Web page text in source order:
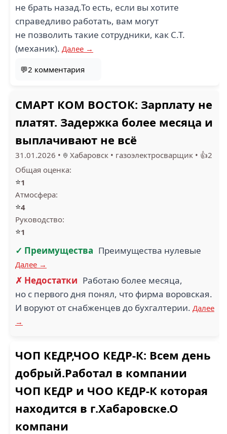
не брать назад.То есть, если вы хотите
справедливо работать, вам могут
не позволить такие сотрудники, как С.Т.
(механик). Далее →
💬2 комментария
СМАРТ КОМ ВОСТОК: Зарплату не
платят. Задержка более месяца и
выплачивают не всё
31.01.2026 • Хабаровск • газоэлектросварщик • 👍2
Общая оценка:
⭐1
Атмосфера:
⭐4
Руководство:
⭐1
✓ Преимущества Преимущества нулевые
Далее →
✗ Недостатки Работаю более месяца,
но с первого дня понял, что фирма воровская.
И воруют от снабженцев до бухгалтерии. Далее
→
ЧОП КЕДР,ЧОО КЕДР-К: Всем день
добрый.Работал в компании
ЧОП КЕДР и ЧОО КЕДР-К которая
находится в г.Хабаровске.О
компани